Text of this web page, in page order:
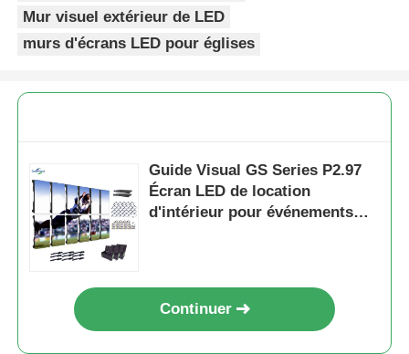
Mur visuel extérieur de LED
murs d'écrans LED pour églises
Guide Visual GS Series P2.97
Écran LED de location
d'intérieur pour événements
Continuer